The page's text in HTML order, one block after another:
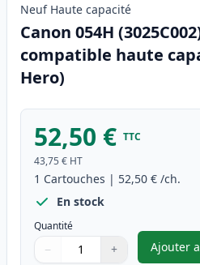
Neuf Haute capacité
Canon 054H
compatible haute
Hero)
52,50 € TTC
43,75 € HT
1 Cartouches | 52,50 € /ch.
En stock
Quantité
Quantité
Utilisez les boutons pour
− +
Quantité
Ajouter